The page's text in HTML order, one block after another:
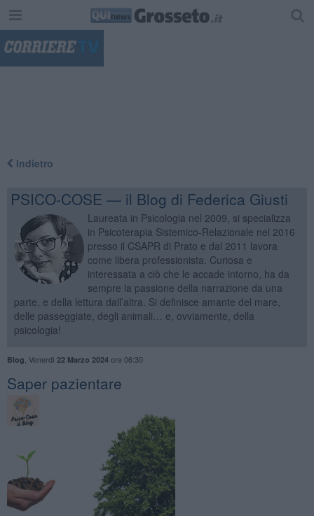
Indietro
PSICO-COSE — il Blog di Federica Giusti
Laureata in Psicologia nel 2009, si specializza
in Psicoterapia Sistemico-Relazionale nel 2016
presso il CSAPR di Prato e dal 2011 lavora
come libera professionista. Curiosa e
interessata a ciò che le accade intorno, ha da
sempre la passione della narrazione da una
parte, e della lettura dall’altra. Si definisce amante del mare,
delle passeggiate, degli animali… e, ovviamente, della
psicologia!
Blog Venerdì 22 Marzo 2024ore 06:30
​Saper pazientare